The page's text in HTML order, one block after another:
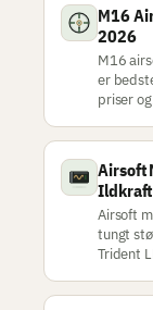
M16
2026
M16
er
priser
Airsoft
Ildkraft
Airsoft
tungt
Trident